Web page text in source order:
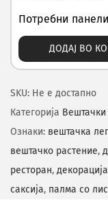
Потребни
ДОДАЈ ВО
SKU: Не е достапно
Категорија
Ознаки: вештачка
вештачко растение,
ресторан,
саксија, палма со